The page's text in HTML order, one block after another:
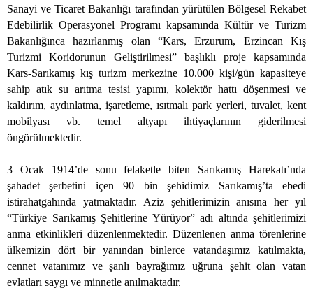
Sanayi ve Ticaret Bakanlığı tarafından yürütülen Bölgesel Rekabet
Edebilirlik Operasyonel Programı kapsamında Kültür ve Turizm
Bakanlığınca hazırlanmış olan “Kars, Erzurum, Erzincan Kış
Turizmi Koridorunun Geliştirilmesi” başlıklı proje kapsamında
Kars-Sarıkamış kış turizm merkezine 10.000 kişi/gün kapasiteye
sahip atık su arıtma tesisi yapımı, kolektör hattı döşenmesi ve
kaldırım, aydınlatma, işaretleme, ısıtmalı park yerleri, tuvalet, kent
mobilyası vb. temel altyapı ihtiyaçlarının giderilmesi
öngörülmektedir.
3 Ocak 1914’de sonu felaketle biten Sarıkamış Harekatı’nda
şahadet şerbetini içen 90 bin şehidimiz Sarıkamış’ta ebedi
istirahatgahında yatmaktadır. Aziz şehitlerimizin anısına her yıl
“Türkiye Sarıkamış Şehitlerine Yürüyor” adı altında şehitlerimizi
anma etkinlikleri düzenlenmektedir. Düzenlenen anma törenlerine
ülkemizin dört bir yanından binlerce vatandaşımız katılmakta,
cennet vatanımız ve şanlı bayrağımız uğruna şehit olan vatan
evlatları saygı ve minnetle anılmaktadır.